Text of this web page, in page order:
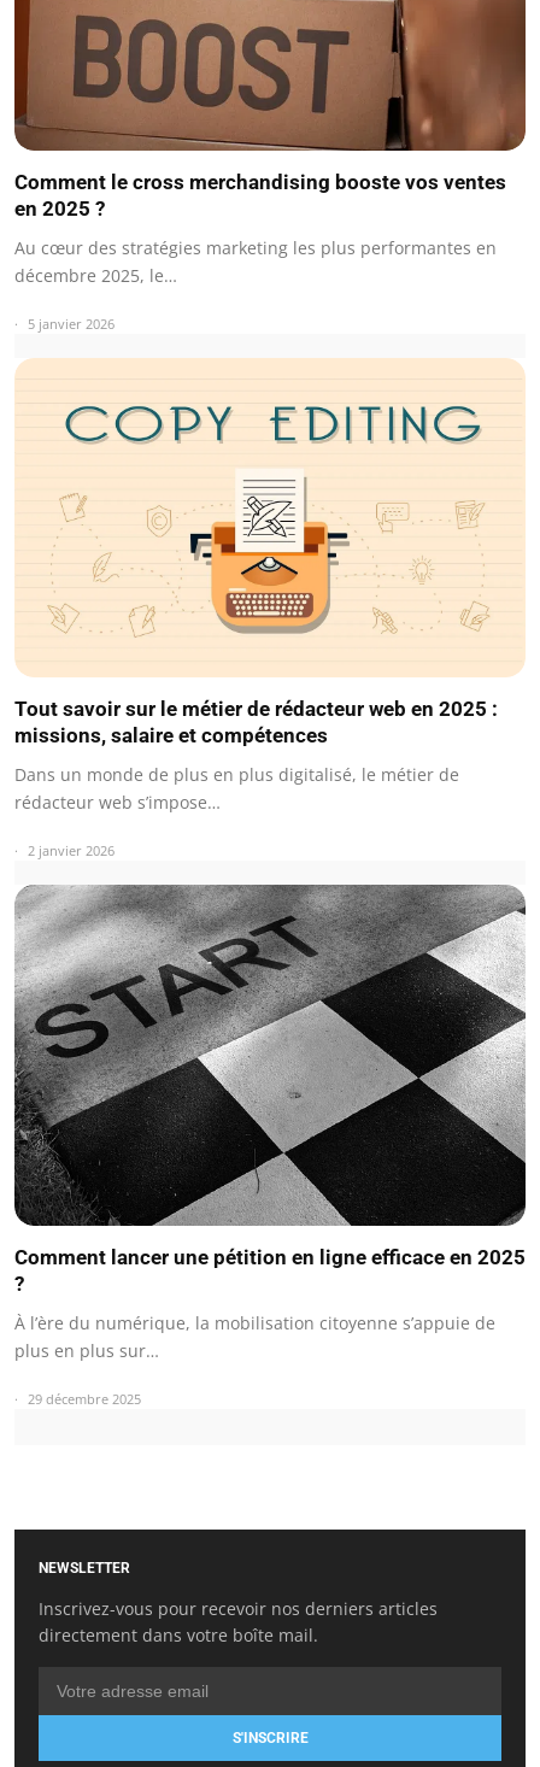
Comment le cross merchandising booste vos ventes
en 2025 ?
Au cœur des stratégies marketing les plus performantes en
décembre 2025, le…
5 janvier 2026
Tout savoir sur le métier de rédacteur web en 2025 :
missions, salaire et compétences
Dans un monde de plus en plus digitalisé, le métier de
rédacteur web s’impose…
2 janvier 2026
Comment lancer une pétition en ligne efficace en 2025
?
À l’ère du numérique, la mobilisation citoyenne s’appuie de
plus en plus sur…
29 décembre 2025
NEWSLETTER
Inscrivez-vous pour recevoir nos derniers articles
directement dans votre boîte mail.
S'INSCRIRE